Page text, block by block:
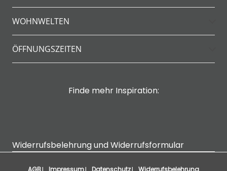
WOHNWELTEN
ÖFFNUNGSZEITEN
Finde mehr Inspiration:
Widerrufsbelehrung und Widerrufsformular